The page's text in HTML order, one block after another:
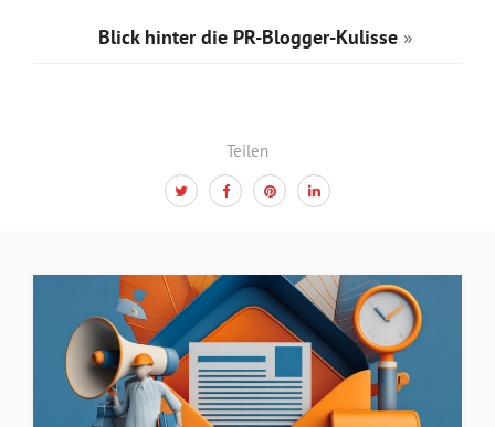
Teilen
Blick hinter die PR-Blogger-Kulisse »